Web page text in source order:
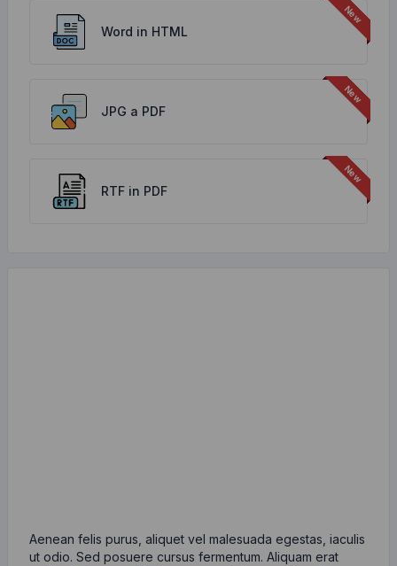
Word in HTML
JPG a PDF
RTF in PDF
Aenean felis purus, aliquet vel malesuada egestas, iaculis
ut odio. Sed posuere cursus fermentum. Aliquam erat